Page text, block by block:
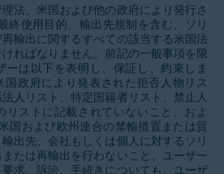
法、米国および他の政府により発行さ
終使用目的、輸出先規制を含む、ソリ
輸出に関するすべての該当する米国法
ればなりません。前記の一般事項を限
ーは以下を表明し、保証し、約束しま
政府により発表された拒否人物リス
人リスト、特定国籍者リスト、禁止人
リストに記載されていないこと、およ
国および欧州連合の禁輸措置または貿
出先、会社もしくは個人に対するソリ
たは再輸出を行わないこと。ユーザー
求、訴訟、手続きについても、ユーザ